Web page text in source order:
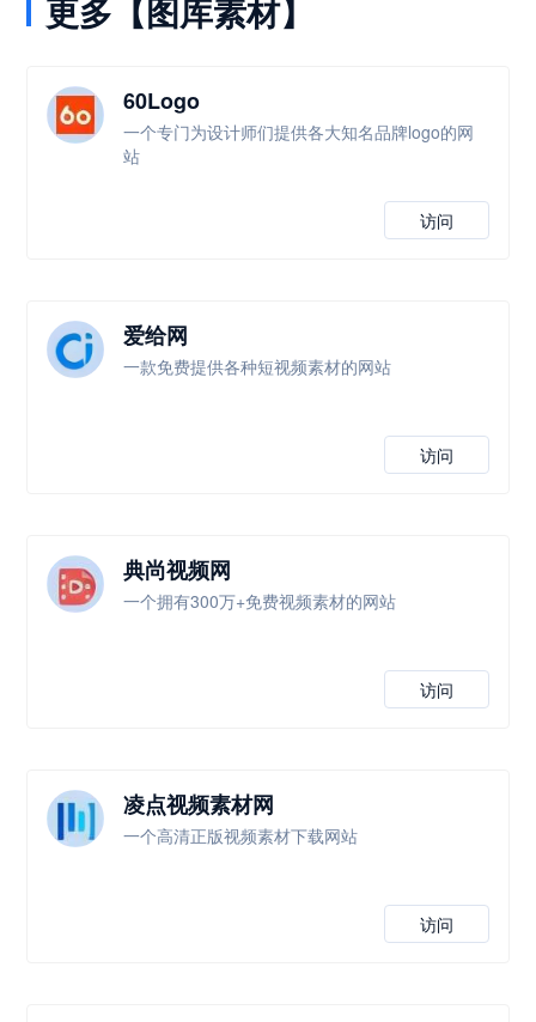
更多【图库素材】
60Logo
一个专门为设计师们提供各大知名品牌logo的网
站
访问
爱给网
一款免费提供各种短视频素材的网站
访问
典尚视频网
一个拥有300万+免费视频素材的网站
访问
凌点视频素材网
一个高清正版视频素材下载网站
访问